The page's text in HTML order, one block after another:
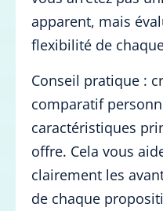
apparent, mais
flexibilité de
Conseil pratique :
comparatif
caractéristiques
offre. Cela vous
clairement les
de chaque